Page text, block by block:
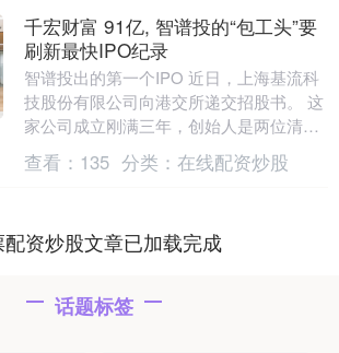
千宏财富 91亿, 智谱投的“包工头”要
刷新最快IPO纪录
智谱投出的第一个IPO 近日，上海基流科
技股份有限公司向港交所递交招股书。 这
家公司成立刚满三年，创始人是两位清
北“90后”——如果一切顺利，它或将刷新
一个月前....
查看： 135 分类： 在线配资炒股
配资炒股文章已加载完成
话题标签